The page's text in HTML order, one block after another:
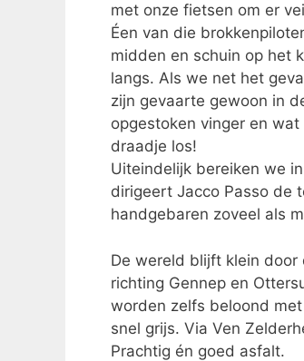
met onze fietsen om er
Éen van die
midden en schuin op het
langs. Als we net het
zijn gevaarte gewoon in
opgestoken vinger en
draadje los!
Uiteindelijk bereiken we
dirigeert Jacco Passo de
handgebaren zoveel als
De wereld blijft klein door
richting Gennep en
worden zelfs beloond
snel grijs. Via Ven
Prachtig én goed asfalt.